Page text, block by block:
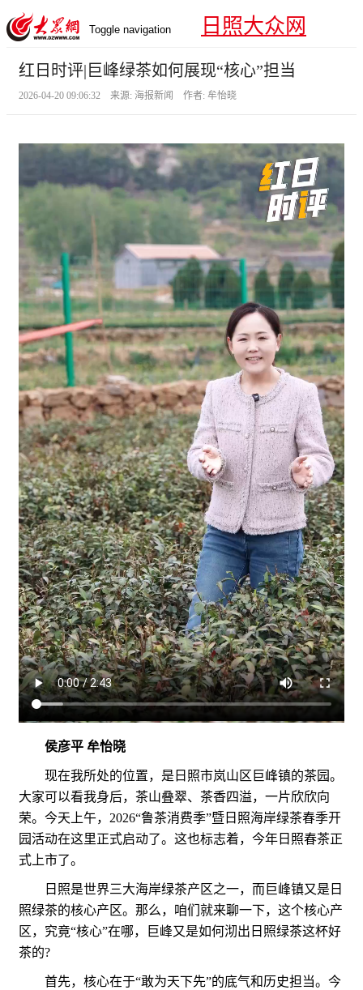
Toggle navigation 日照大众网
红日时评|巨峰绿茶如何展现“核心”担当
2026-04-20 09:06:32 来源: 海报新闻 作者: 牟怡晓
侯彦平 牟怡晓
现在我所处的位置，是日照市岚山区巨峰镇的茶园。
大家可以看我身后，茶山叠翠、茶香四溢，一片欣欣向
荣。 今天上午，2026“鲁茶消费季”暨日照海岸绿茶春季开
园活动在这里正式启动了。这也标志着，今年日照春茶正
式上市了。
日照是世界三大海岸绿茶产区之一，而巨峰镇又是日
照绿茶的核心产区。那么，咱们就来聊一下，这个核心产
区，究竟“核心”在哪，巨峰又是如何沏出日照绿茶这杯好
茶的?
首先，核心在于“敢为天下先”的底气和历史担当。今